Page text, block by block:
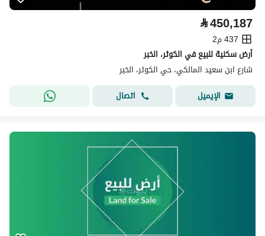
⃁450,187
437 م2
أرض سكنية للبيع في الكوثر، الخبر
شارع ابن سعيد المالكي، حي الكوثر، الخبر
الإيميل
اتصال